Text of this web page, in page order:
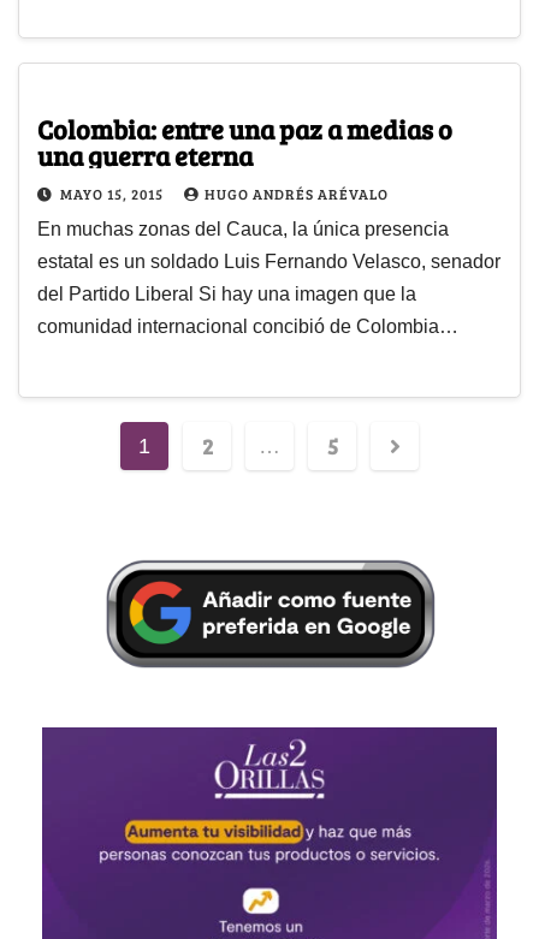
Colombia: entre una paz a medias o
una guerra eterna
MAYO 15, 2015 HUGO ANDRÉS ARÉVALO
En muchas zonas del Cauca, la única presencia
estatal es un soldado Luis Fernando Velasco, senador
del Partido Liberal Si hay una imagen que la
comunidad internacional concibió de Colombia…
1 2 … 5